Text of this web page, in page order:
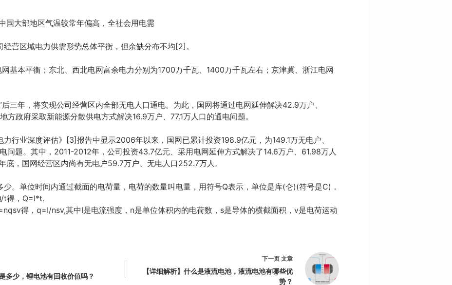
国大部地区气温较常年偏高，全社会用电需
营区域电力供需形势总体平衡，但余缺分布不均[2]。
网基本平衡；东北、西北电网富余电力分别为1700万千瓦、1400万千瓦左右；京津冀、浙江电网
三年，将实现公司经营区内全部无电人口通电。为此，国网将通过电网延伸解决42.9万户、
方政府采取新能源分散供电方式解决16.9万户、77.1万人口的通电问题。
力行业深度评估》[3]报告中显示2006年以来，国网已累计投资198.9亿元，为149.1万无电户、
问题。其中，2011-2012年，公司投资43.7亿元、采用电网延伸方式解决了14.6万户、61.98万人
底，国网经营区内尚有无电户59.7万户、无电人口252.7万人。
少。单位时间内通过截面的电荷量，电荷的数量叫电量，用符号Q表示，单位是库(仑)(符号是C)．
t得，Q=I*t.
得，q=I/nsv,其中I是电流强度，n是单位体积内的电荷数，s是导体的横截面积，v是电荷运动
多少，锂电池有回收价值吗？
下一页 文章
【详细解析】什么是液流电池，液流电池有哪些优
势？